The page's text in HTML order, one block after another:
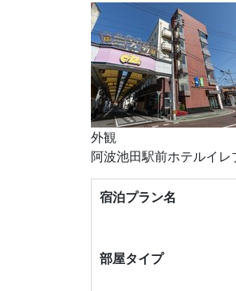
外観
阿波池田駅前ホテルイレ
宿泊プラン名
部屋タイプ